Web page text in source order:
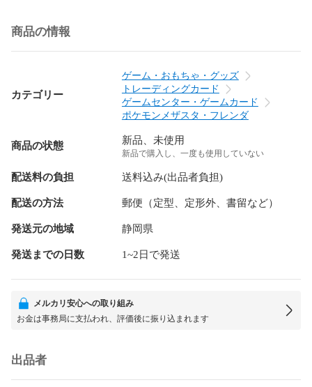
商品の情報
カテゴリー
ゲーム・おもちゃ・グッズ
トレーディングカード
ゲームセンター・ゲームカード
ポケモンメザスタ・フレンダ
商品の状態 新品、未使用
新品で購入し、一度も使用していない
配送料の負担 送料込み(出品者負担)
配送の方法 郵便（定型、定形外、書留など）
発送元の地域 静岡県
発送までの日数 1~2日で発送
メルカリ安心への取り組み
お金は事務局に支払われ、評価後に振り込まれます
出品者